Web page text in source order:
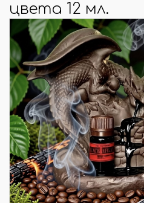
цвета 12 мл.